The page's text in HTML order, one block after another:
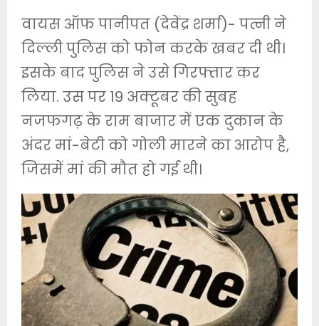
वायस ऑफ पानीपत (देवेंद्र शर्मा)- पत्नी ने
दिल्ली पुलिस को फोन करके खबर दी थी।
इसके बाद पुलिस ने उसे गिरफ्तार कर
लिया. उस पर 19 अक्टूबर की सुबह
नजफगढ़ के राम बाजार में एक दुकान के
अंदर मां-बेटी को गोली मारने का आरोप है,
जिसमें मां की मौत हो गई थी।